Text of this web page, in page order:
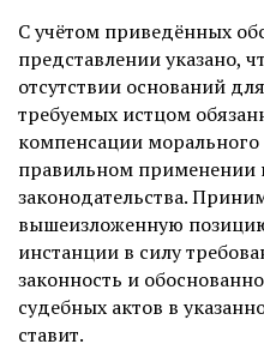
С учётом приведённых
представлении указано,
отсутствии оснований
требуемых истцом
компенсации
правильном
законодательства.
вышеизложенную
инстанции в силу
законность и
судебных актов в
ставит.